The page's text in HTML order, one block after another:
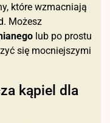
które wzmacniają
Możesz
lub po prostu
się mocniejszymi
kąpiel dla